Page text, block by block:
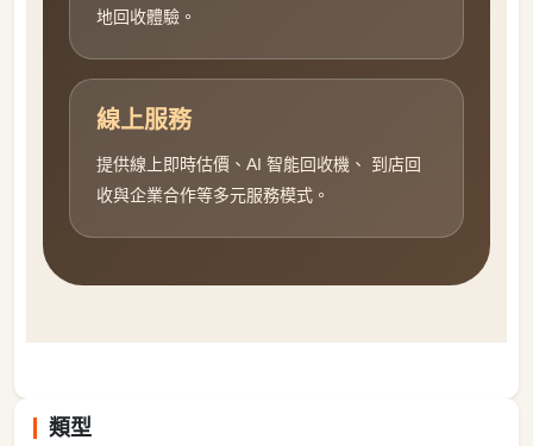
地回收體驗。
線上服務
提供線上即時估價、AI 智能回收機、 到店回
收與企業合作等多元服務模式。
類型